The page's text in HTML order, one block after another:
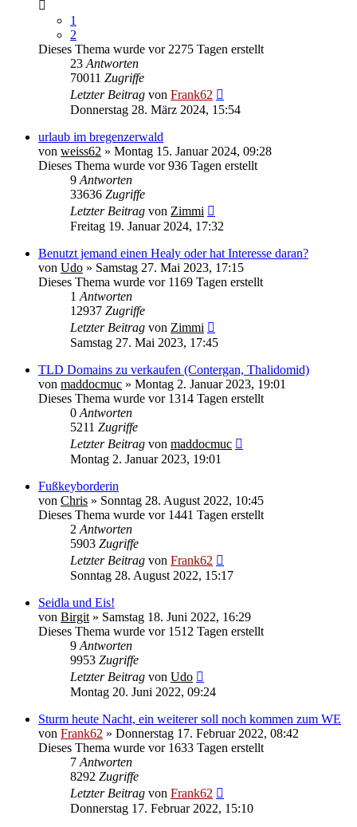
1
2
Dieses Thema wurde vor 2275 Tagen erstellt
23 Antworten
70011 Zugriffe
Letzter Beitrag von Frank62
Donnerstag 28. März 2024, 15:54
urlaub im bregenzerwald
von weiss62 » Montag 15. Januar 2024, 09:28
Dieses Thema wurde vor 936 Tagen erstellt
9 Antworten
33636 Zugriffe
Letzter Beitrag von Zimmi
Freitag 19. Januar 2024, 17:32
Benutzt jemand einen Healy oder hat Interesse daran?
von Udo » Samstag 27. Mai 2023, 17:15
Dieses Thema wurde vor 1169 Tagen erstellt
1 Antworten
12937 Zugriffe
Letzter Beitrag von Zimmi
Samstag 27. Mai 2023, 17:45
TLD Domains zu verkaufen (Contergan, Thalidomid)
von maddocmuc » Montag 2. Januar 2023, 19:01
Dieses Thema wurde vor 1314 Tagen erstellt
0 Antworten
5211 Zugriffe
Letzter Beitrag von maddocmuc
Montag 2. Januar 2023, 19:01
Fußkeyborderin
von Chris » Sonntag 28. August 2022, 10:45
Dieses Thema wurde vor 1441 Tagen erstellt
2 Antworten
5903 Zugriffe
Letzter Beitrag von Frank62
Sonntag 28. August 2022, 15:17
Seidla und Eis!
von Birgit » Samstag 18. Juni 2022, 16:29
Dieses Thema wurde vor 1512 Tagen erstellt
9 Antworten
9953 Zugriffe
Letzter Beitrag von Udo
Montag 20. Juni 2022, 09:24
Sturm heute Nacht, ein weiterer soll noch kommen zum WE
von Frank62 » Donnerstag 17. Februar 2022, 08:42
Dieses Thema wurde vor 1633 Tagen erstellt
7 Antworten
8292 Zugriffe
Letzter Beitrag von Frank62
Donnerstag 17. Februar 2022, 15:10